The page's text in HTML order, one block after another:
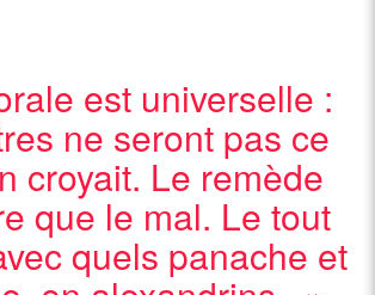
est universelle :
ne seront pas ce
croyait. Le remède
que le mal. Le tout
quels panache et